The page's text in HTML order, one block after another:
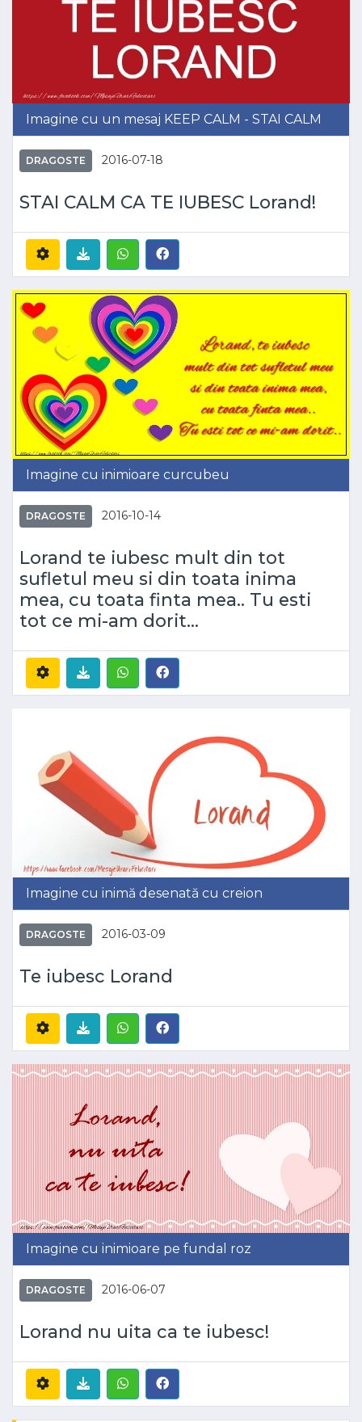
Imagine cu un mesaj KEEP CALM - STAI CALM
DRAGOSTE 2016-07-18
STAI CALM CA TE IUBESC Lorand!
Imagine cu inimioare curcubeu
DRAGOSTE 2016-10-14
Lorand te iubesc mult din tot
sufletul meu si din toata inima
mea, cu toata finta mea.. Tu esti
tot ce mi-am dorit...
Imagine cu inimă desenată cu creion
DRAGOSTE 2016-03-09
Te iubesc Lorand
Imagine cu inimioare pe fundal roz
DRAGOSTE 2016-06-07
Lorand nu uita ca te iubesc!